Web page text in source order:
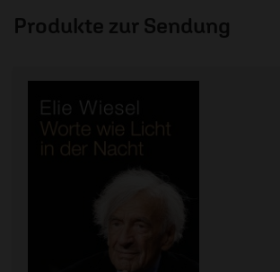
Produkte zur Sendung